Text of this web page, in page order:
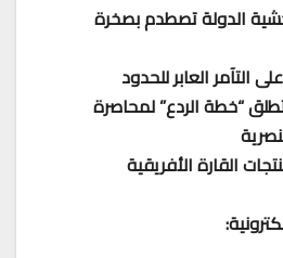
الدولة تصطدم بصخرة
العابر للحدود
“خطة الردع” لمحاصرة
القارة الأفريقية